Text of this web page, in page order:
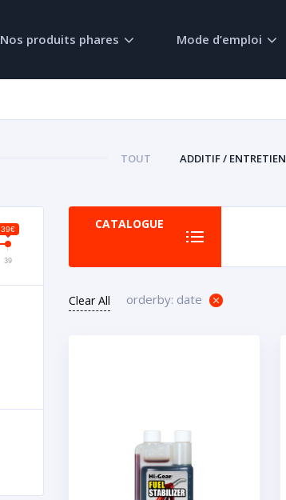
Nos produits phares Mode d’emploi
TOUT ADDITIF / ENTRETIEN
39€
39
CATALOGUE
Clear All orderby: date